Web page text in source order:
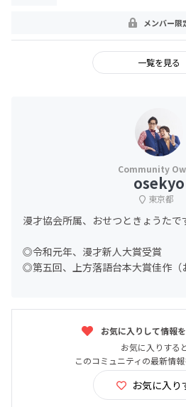
メンバー限
一覧を見る
osekyo
東京都
漫才協会所属、おせつときょうたで
◎令和元年、漫才新人大賞受賞
◎第五回、上方落語台本大賞佳作（
お気に入りして情報
お気に入りすると
このコミュニティの最新情報
お気に入り